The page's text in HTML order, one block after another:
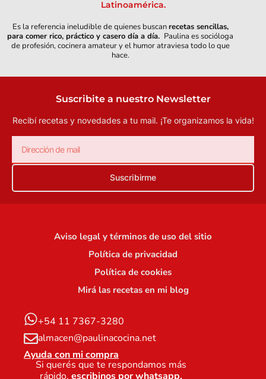
Latinoamérica.
Es la referencia ineludible de quienes buscanrecetas sencillas,
para comer rico, práctico y casero día a día. Paulina es socióloga
de profesión, cocinera amateur y el humor atraviesa todo lo que
hace.
Suscribite a nuestro Newsletter
Recibí recetas y novedades a tu mail. ¡Te organizamos la vida!
Suscribirme
Aviso legal y términos de uso del sitio
Política de privacidad
Política de cookies
Mirá las recetas en mi blog
+54 11 7367-3280
almacen@paulinacocina.net
Ayuda con mi compra
Si querés que te respondamos más
rápido,escribinos por whatsapp.